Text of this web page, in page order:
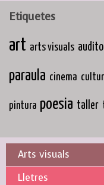
Etiquetes
art arts visuals
paraula cinema
pintura poesia taller
Arts visuals
Lletres